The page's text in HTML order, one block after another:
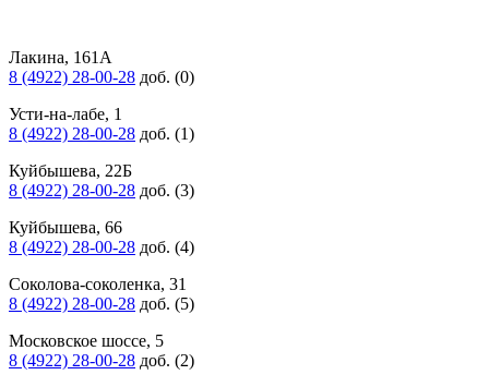
Лакина, 161А
8 (4922) 28-00-28 доб. (0)
Усти-на-лабе, 1
8 (4922) 28-00-28 доб. (1)
Куйбышева, 22Б
8 (4922) 28-00-28 доб. (3)
Куйбышева, 66
8 (4922) 28-00-28 доб. (4)
Соколова-соколенка, 31
8 (4922) 28-00-28 доб. (5)
Московское шоссе, 5
8 (4922) 28-00-28 доб. (2)